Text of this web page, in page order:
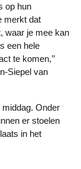
op hun
merkt dat
waar je mee kan
een hele
te komen,’’
Siepel van
er stoelen
in het